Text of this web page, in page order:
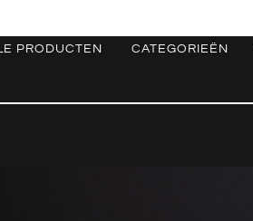
PRODUCTEN CATEGORIEËN